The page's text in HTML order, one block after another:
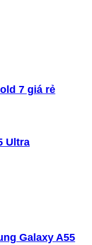
7 giá rẻ
Ultra
Galaxy A55